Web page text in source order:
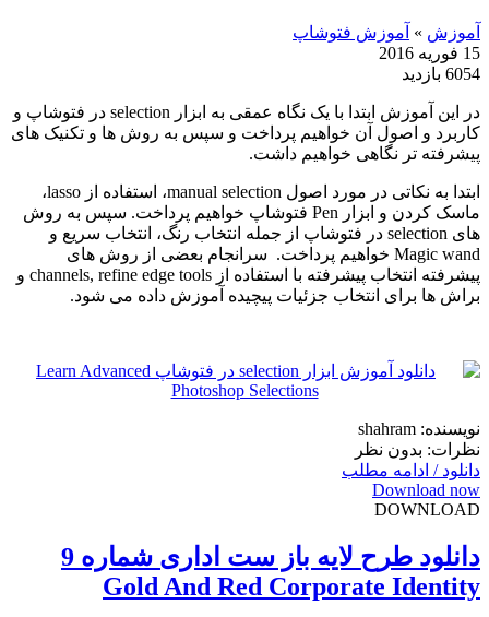
آموزش » آموزش فتوشاپ
15 فوریه 2016
6054 بازدید
در این آموزش ابتدا با یک نگاه عمقی به ابزار selection در فتوشاپ و
کاربرد و اصول آن خواهیم پرداخت و سپس به روش ها و تکنیک های
پیشرفته تر نگاهی خواهیم داشت.
ابتدا به نکاتی در مورد اصول manual selection، استفاده از lasso،
ماسک کردن و ابزار Pen فتوشاپ خواهیم پرداخت. سپس به روش
های selection در فتوشاپ از جمله انتخاب رنگ، انتخاب سریع و
Magic wand خواهیم پرداخت. سرانجام بعضی از روش های
پیشرفته انتخاب پیشرفته با استفاده از channels, refine edge tools و
براش ها برای انتخاب جزئیات پیچیده آموزش داده می شود.
نویسنده: shahram
نظرات: بدون نظر
دانلود / ادامه مطلب
Download now
DOWNLOAD
دانلود طرح لایه باز ست اداری شماره 9
Gold And Red Corporate Identity